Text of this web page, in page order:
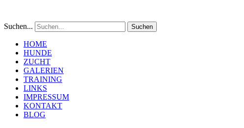
Suchen... Suchen
HOME
HUNDE
ZUCHT
GALERIEN
TRAINING
LINKS
IMPRESSUM
KONTAKT
BLOG